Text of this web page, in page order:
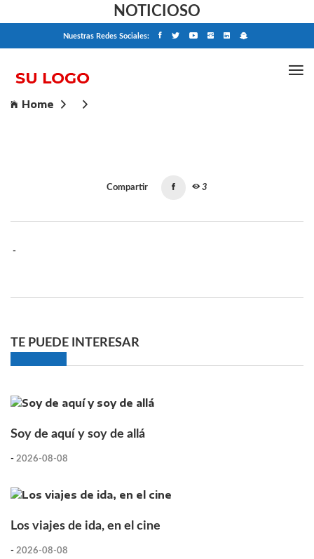
NOTICIOSO
Nuestras Redes Sociales:
Home
Compartir 3
-
TE PUEDE INTERESAR
Soy de aquí y soy de allá
- 2026-08-08
Los viajes de ida, en el cine
- 2026-08-08